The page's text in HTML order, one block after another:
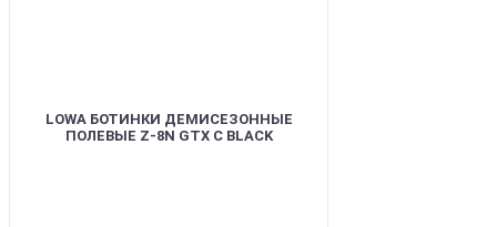
LOWA БОТИНКИ ДЕМИСЕЗОННЫЕ
ПОЛЕВЫЕ Z-8N GTX C BLACK